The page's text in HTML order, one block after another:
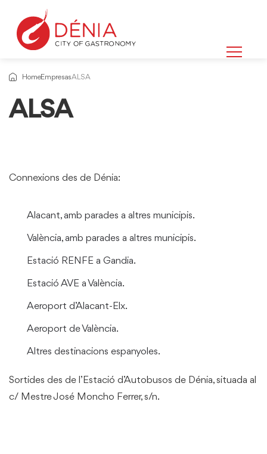
HomeEmpresasALSA
ALSA
Connexions des de Dénia:
Alacant, amb parades a altres municipis.
València, amb parades a altres municipis.
Estació RENFE a Gandia.
Estació AVE a València.
Aeroport d’Alacant-Elx.
Aeroport de València.
Altres destinacions espanyoles.
Sortides des de l’Estació d’Autobusos de Dénia, situada al
c/ Mestre José Moncho Ferrer, s/n.